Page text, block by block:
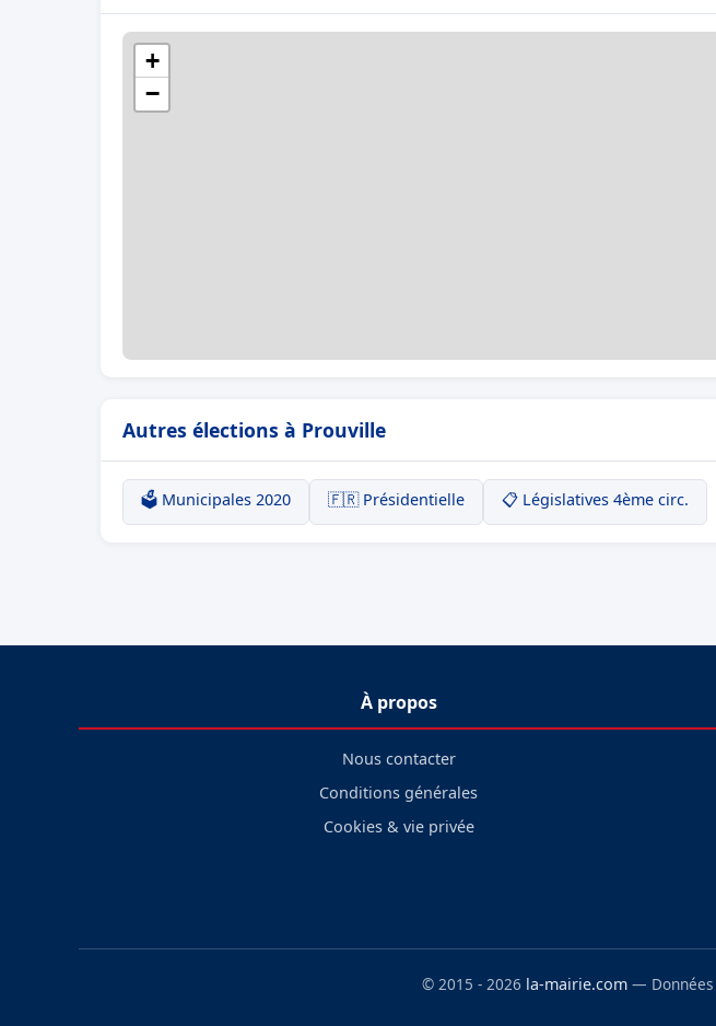
+
−
Autres élections à Prouville
🗳️ Municipales 2020 🇫🇷 Présidentielle 📋 Législatives 4ème circ.
À propos
Nous contacter
Conditions générales
Cookies & vie privée
© 2015 - 2026 la-mairie.com — Données